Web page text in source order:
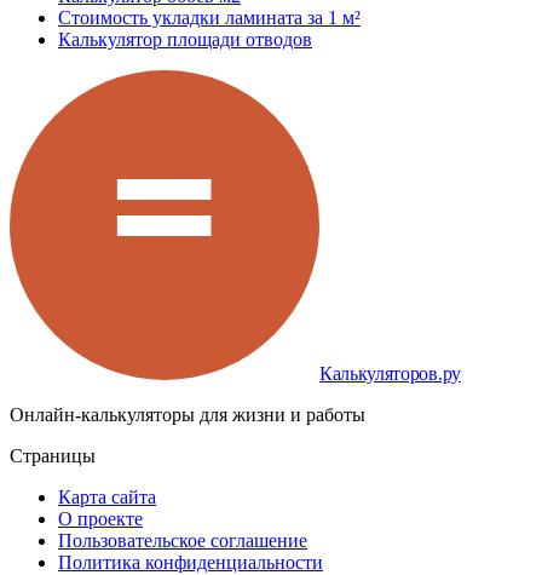
Стоимость укладки ламината за 1 м²
Калькулятор площади отводов
Калькуляторов.ру
Онлайн-калькуляторы для жизни и работы
Страницы
Карта сайта
О проекте
Пользовательское соглашение
Политика конфиденциальности